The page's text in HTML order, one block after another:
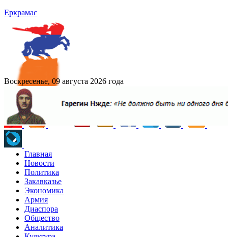
Еркрамас
Воскресенье, 09 августа 2026 года
Главная
Новости
Политика
Закавказье
Экономика
Армия
Диаспора
Общество
Аналитика